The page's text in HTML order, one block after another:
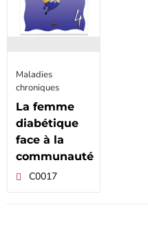
Maladies
chroniques
La femme
diabétique
face à la
communauté
C0017